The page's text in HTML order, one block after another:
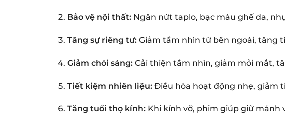
Bảo vệ nội thất: Ngăn nứt taplo, bạc màu ghế da,
Tăng sự riêng tư: Giảm tầm nhìn từ bên ngoài, tăng
Giảm chói sáng: Cải thiện tầm nhìn, giảm mỏi mắt,
Tiết kiệm nhiên liệu: Điều hòa hoạt động nhẹ, giảm
Tăng tuổi thọ kính: Khi kính vỡ, phim giúp giữ mảnh